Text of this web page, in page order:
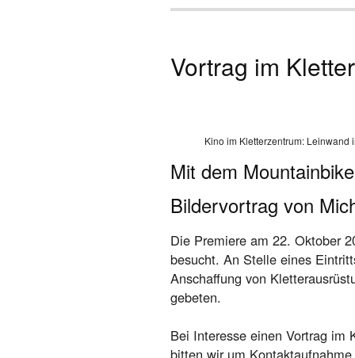
Vortrag im
Kino im Kletterzentrum: Leinwand
Mit dem
Bildervortrag von
Die Premiere am 22. Oktober
besucht. An Stelle eines
Anschaffung von
gebeten.
Bei Interesse einen Vortrag im